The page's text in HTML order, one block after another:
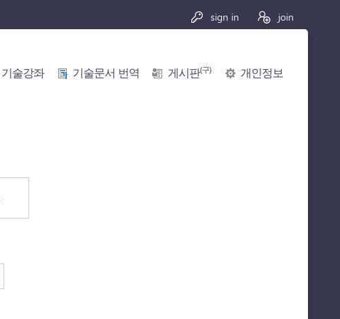
sign in join
기술강좌 기술문서 번역 게시판(구) 개인정보